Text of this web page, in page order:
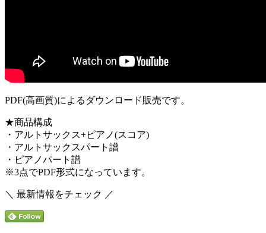
PDF(高画質)によるダウンロード販売です。
★商品構成
・アルトサックス+ピアノ(スコア)
・アルトサックスパート譜
・ピアノパート譜
※3点でPDF形式になっています。
＼ 最新情報をチェック ／